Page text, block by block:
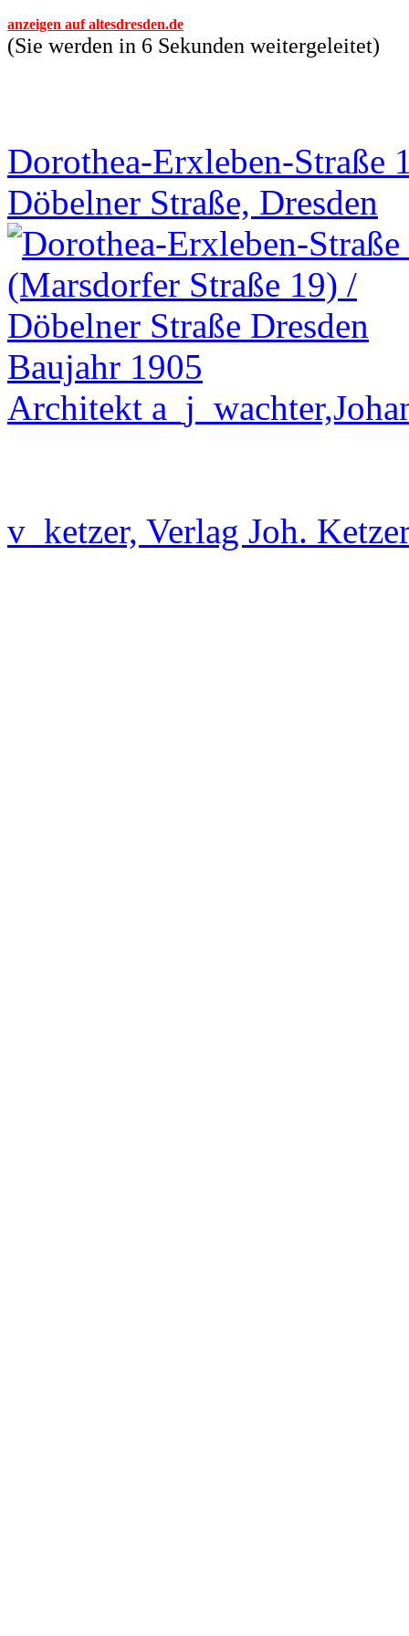
anzeigen auf altesdresden.de
(Sie werden in 6 Sekunden weitergeleitet)
Dorothea-Erxleben-Straße
Döbelner Straße, Dresden
Baujahr 1905
Architekt
v_ketzer, Verlag Joh.